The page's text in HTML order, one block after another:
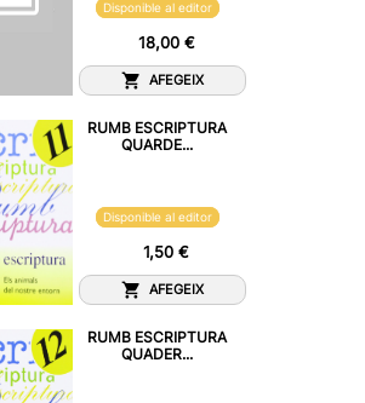
Disponible al editor
18,00 €
AFEGEIX
RUMB ESCRIPTURA
QUARDE...
Disponible al editor
1,50 €
AFEGEIX
RUMB ESCRIPTURA
QUADER...